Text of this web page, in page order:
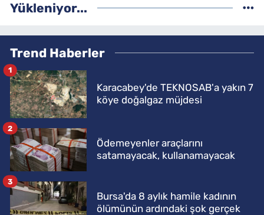
Yükleniyor...
Trend Haberler
Karacabey'de TEKNOSAB'a yakın 7
köye doğalgaz müjdesi
1
Ödemeyenler araçlarını
satamayacak, kullanamayacak
2
Bursa'da 8 aylık hamile kadının
ölümünün ardındaki şok gerçek
3